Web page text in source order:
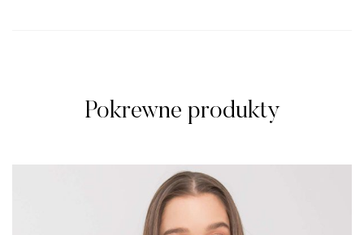
Pokrewne produkty